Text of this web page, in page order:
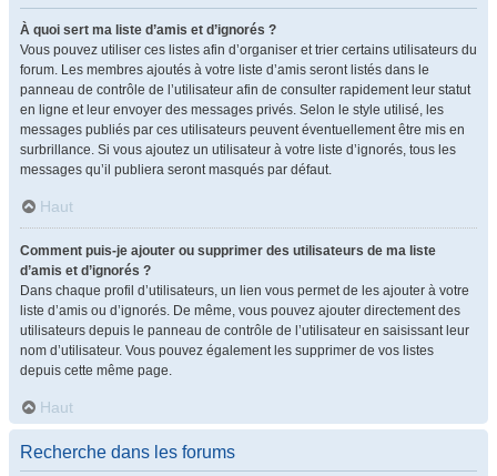
À quoi sert ma liste d’amis et d’ignorés ?
Vous pouvez utiliser ces listes afin d’organiser et trier certains utilisateurs du
forum. Les membres ajoutés à votre liste d’amis seront listés dans le
panneau de contrôle de l’utilisateur afin de consulter rapidement leur statut
en ligne et leur envoyer des messages privés. Selon le style utilisé, les
messages publiés par ces utilisateurs peuvent éventuellement être mis en
surbrillance. Si vous ajoutez un utilisateur à votre liste d’ignorés, tous les
messages qu’il publiera seront masqués par défaut.
Haut
Comment puis-je ajouter ou supprimer des utilisateurs de ma liste
d’amis et d’ignorés ?
Dans chaque profil d’utilisateurs, un lien vous permet de les ajouter à votre
liste d’amis ou d’ignorés. De même, vous pouvez ajouter directement des
utilisateurs depuis le panneau de contrôle de l’utilisateur en saisissant leur
nom d’utilisateur. Vous pouvez également les supprimer de vos listes
depuis cette même page.
Haut
Recherche dans les forums